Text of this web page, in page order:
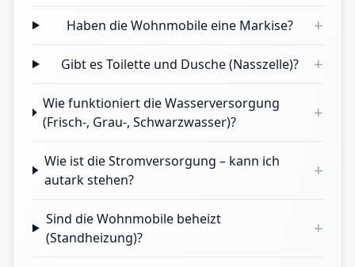
Haben die Wohnmobile eine Markise? +
Gibt es Toilette und Dusche (Nasszelle)? +
Wie funktioniert die Wasserversorgung
(Frisch-, Grau-, Schwarzwasser)?
+
Wie ist die Stromversorgung – kann ich
autark stehen?
+
Sind die Wohnmobile beheizt
(Standheizung)?
+